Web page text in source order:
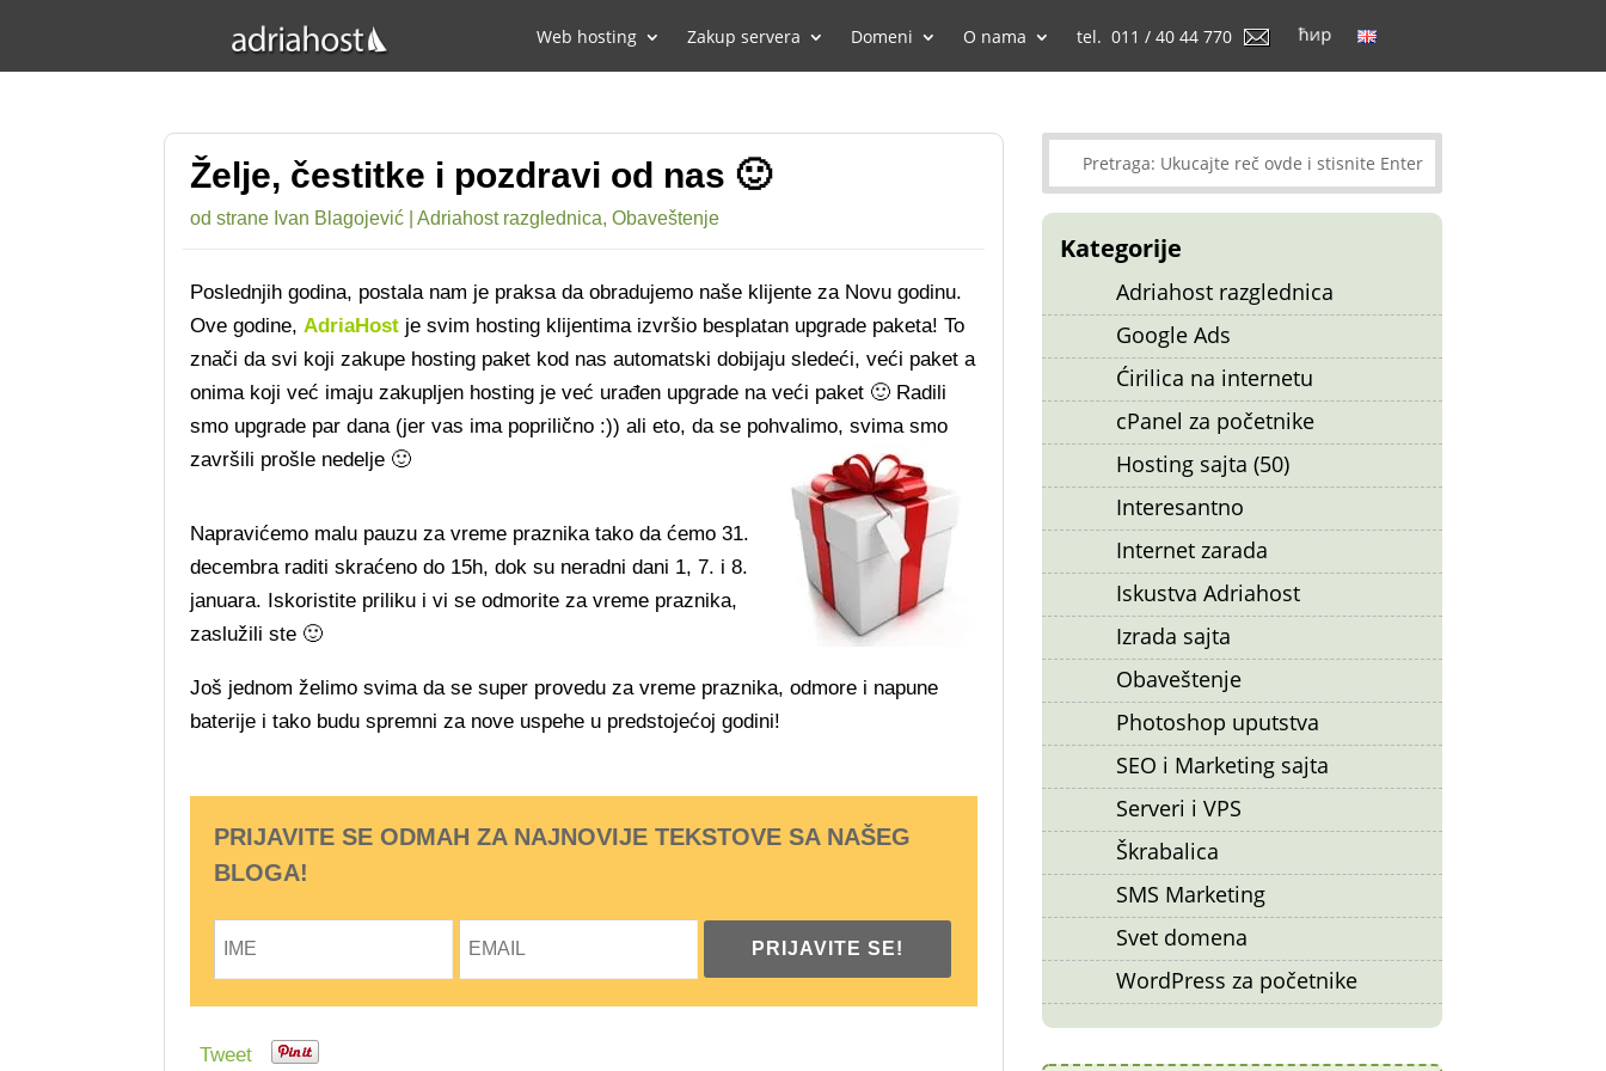
Web hosting Zakup servera Domeni O nama tel. 011 / 40 44 770
Želje, čestitke i pozdravi od nas 🙂
od strane Ivan Blagojević Adriahost razglednica, Obaveštenje
Poslednjih godina, postala nam je praksa da obradujemo naše klijente za Novu godinu.
Ove godine, AdriaHost je svim hosting klijentima izvršio besplatan upgrade paketa! To
znači da svi koji zakupe hosting paket kod nas automatski dobijaju sledeći, veći paket a
onima koji već imaju zakupljen hosting je već urađen upgrade na veći paket 🙂 Radili
smo upgrade par dana (jer vas ima poprilično :)) ali eto, da se pohvalimo, svima smo
završili prošle nedelje 🙂
Napravićemo malu pauzu za vreme praznika tako da ćemo 31.
decembra raditi skraćeno do 15h, dok su neradni dani 1, 7. i 8.
januara. Iskoristite priliku i vi se odmorite za vreme praznika,
zaslužili ste 🙂
Još jednom želimo svima da se super provedu za vreme praznika, odmore i napune
baterije i tako budu spremni za nove uspehe u predstojećoj godini!
PRIJAVITE SE ODMAH ZA NAJNOVIJE TEKSTOVE SA NAŠEG
BLOGA!
Tweet
Kategorije
Adriahost razglednica
Google Ads
Ćirilica na internetu
cPanel za početnike
Hosting sajta (50)
Interesantno
Internet zarada
Iskustva Adriahost
Izrada sajta
Obaveštenje
Photoshop uputstva
SEO i Marketing sajta
Serveri i VPS
Škrabalica
SMS Marketing
Svet domena
WordPress za početnike